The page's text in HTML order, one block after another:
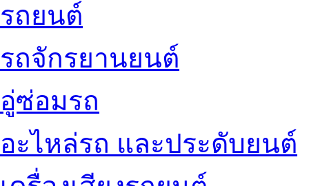
รถยนต์
รถจักรยานยนต์
อู่ซ่อมรถ
อะไหล่รถ และประดับยนต์